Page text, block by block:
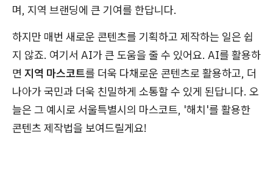
며, 지역 브랜딩에 큰 기여를 한답니다.
하지만 매번 새로운 콘텐츠를 기획하고 제작하는 일은 쉽
지 않죠. 여기서 AI가 큰 도움을 줄 수 있어요. AI를 활용하
면 지역 마스코트를 더욱 다채로운 콘텐츠로 활용하고, 더
나아가 국민과 더욱 친밀하게 소통할 수 있게 된답니다. 오
늘은 그 예시로 서울특별시의 마스코트, '해치'를 활용한
콘텐츠 제작법을 보여드릴게요!